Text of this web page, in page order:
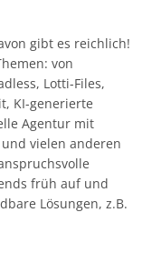
gibt es reichlich!
von
Lotti-Files,
KI-generierte
Agentur mit
vielen anderen
früh auf und
Lösungen, z.B.